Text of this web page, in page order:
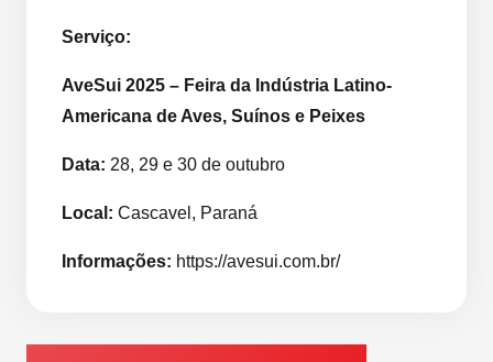
Serviço:
AveSui 2025 – Feira da Indústria Latino-
Americana de Aves, Suínos e Peixes
Data: 28, 29 e 30 de outubro
Local: Cascavel, Paraná
Informações: https://avesui.com.br/